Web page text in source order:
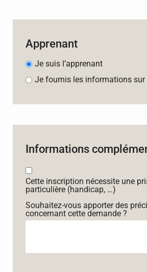
Apprenant
Je suis l’apprenant
Je fournis les informations sur
Informations
Cette inscription nécessite une
particulière (handicap, …)
Souhaitez-vous apporter des
concernant cette demande ?